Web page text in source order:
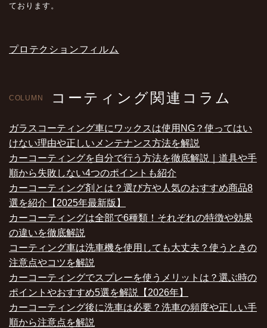
ております。
プロテクションフィルム
COLUMN コーティング関連コラム
ガラスコーティング車にワックスは使用NG？使ってはい
けない理由や正しいメンテナンス方法を解説
カーコーティングを自分で行う方法を徹底解説｜道具や手
順から失敗しない4つのポイントも紹介
カーコーティング剤とは？選び方や人気のおすすめ商品8
選を紹介【2025年最新版】
カーコーティングは全部で6種類！それぞれの特徴や効果
の違いを徹底解説
コーティング車は洗車機を使用しても大丈夫？使うときの
注意点やコツを解説
カーコーティングでスプレーを使うメリットは？選ぶ時の
ポイントやおすすめ5選を解説【2026年】
カーコーティング後に洗車は必要？洗車の頻度や正しい手
順から注意点を解説